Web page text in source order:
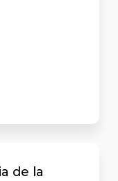
de la